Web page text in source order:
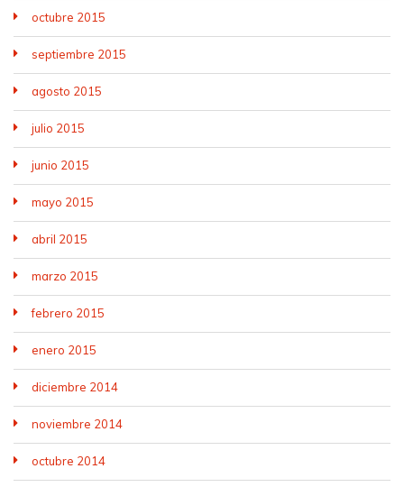
octubre 2015
septiembre 2015
agosto 2015
julio 2015
junio 2015
mayo 2015
abril 2015
marzo 2015
febrero 2015
enero 2015
diciembre 2014
noviembre 2014
octubre 2014